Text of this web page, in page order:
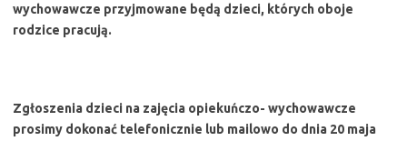
wychowawcze przyjmowane będą dzieci, których oboje
rodzice pracują.
Zgłoszenia dzieci na zajęcia opiekuńczo- wychowawcze
prosimy dokonać telefonicznie lub mailowo do dnia 20 maja